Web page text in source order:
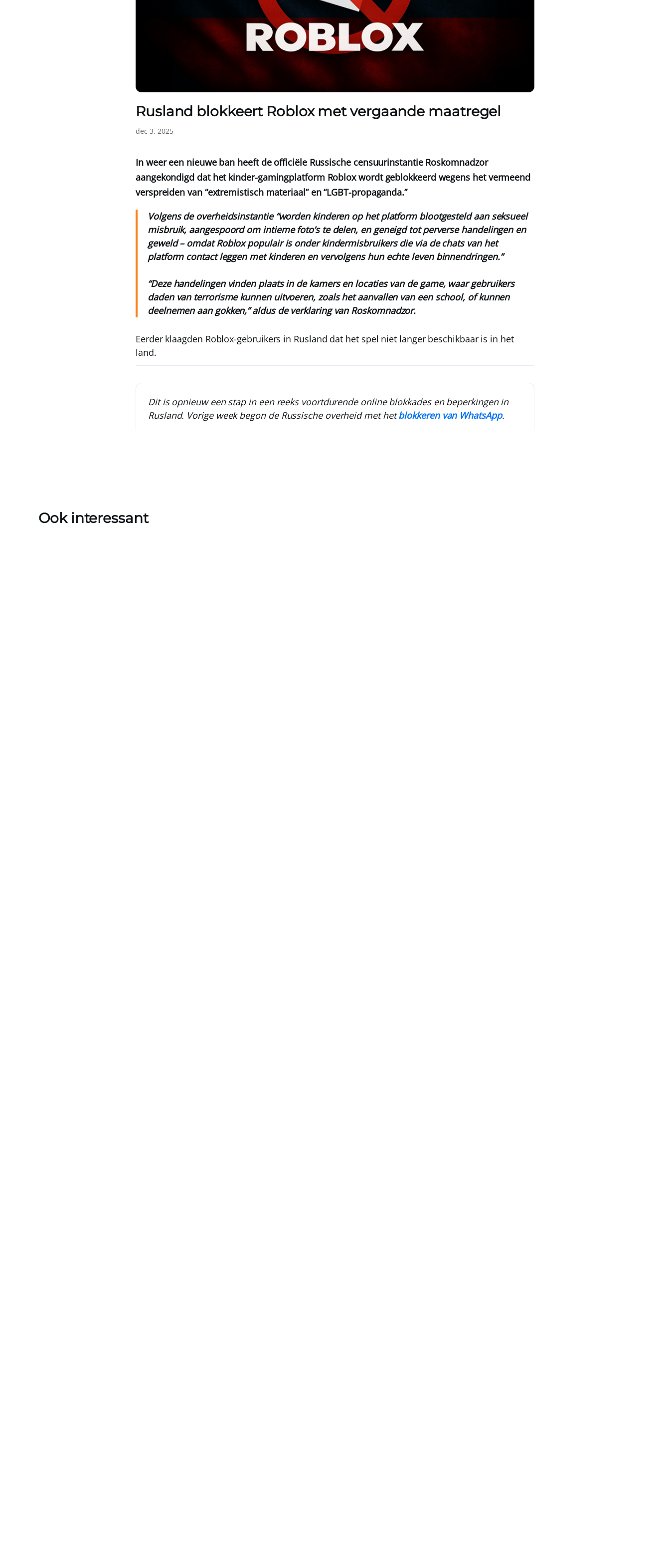
Rusland blokkeert Roblox met vergaande maatregel
dec 3, 2025
In weer een nieuwe ban heeft de officiële Russische censuurinstantie Roskomnadzor
aangekondigd dat het kinder-gamingplatform Roblox wordt geblokkeerd wegens het vermeend
verspreiden van “extremistisch materiaal” en “LGBT-propaganda.”
Volgens de overheidsinstantie “worden kinderen op het platform blootgesteld aan seksueel
misbruik, aangespoord om intieme foto’s te delen, en geneigd tot perverse handelingen en
geweld – omdat Roblox populair is onder kindermisbruikers die via de chats van het
platform contact leggen met kinderen en vervolgens hun echte leven binnendringen.”
“Deze handelingen vinden plaats in de kamers en locaties van de game, waar gebruikers
daden van terrorisme kunnen uitvoeren, zoals het aanvallen van een school, of kunnen
deelnemen aan gokken,” aldus de verklaring van Roskomnadzor.
Eerder klaagden Roblox-gebruikers in Rusland dat het spel niet langer beschikbaar is in het
land.
Dit is opnieuw een stap in een reeks voortdurende online blokkades en beperkingen in
Rusland. Vorige week begon de Russische overheid met hetblokkeren van WhatsApp.
Ook interessant